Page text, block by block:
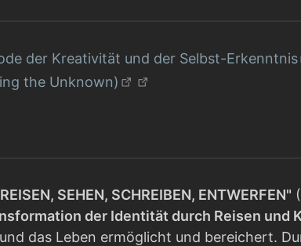
der Kreativität und der Selbst-Erkenntnis
the Unknown)
SEHEN, SCHREIBEN, ENTWERFEN"
der Identität durch Reisen und
das Leben ermöglicht und bereichert.